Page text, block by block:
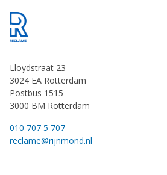
Footer
Lloydstraat 23
3024 EA Rotterdam
Postbus 1515
3000 BM Rotterdam
010 707 5 707
reclame@rijnmond.nl